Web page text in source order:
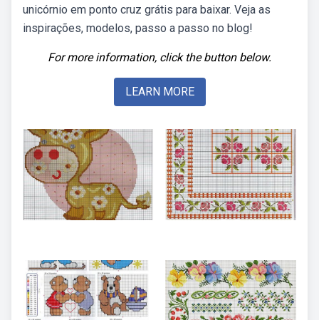
unicórnio em ponto cruz grátis para baixar. Veja as
inspirações, modelos, passo a passo no blog!
For more information, click the button below.
LEARN MORE